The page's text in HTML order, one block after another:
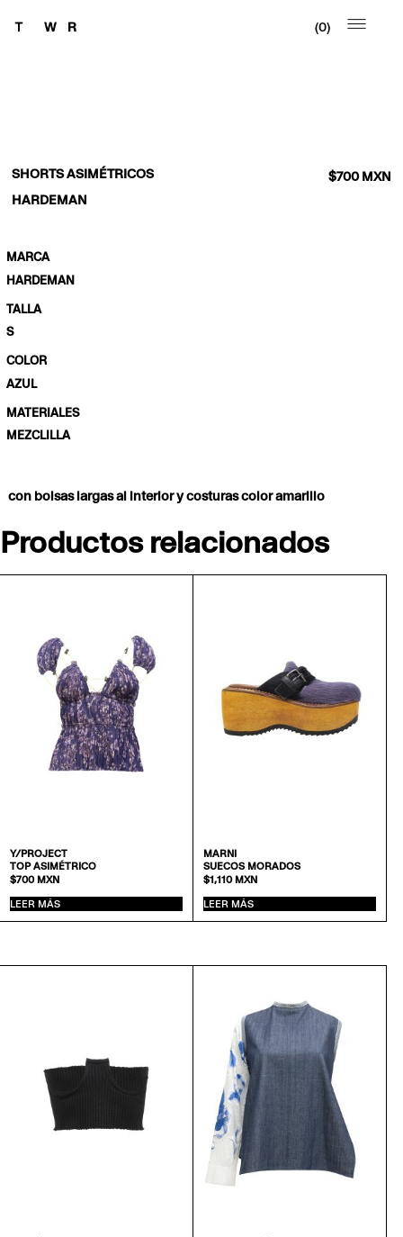
0
SHORTS ASIMÉTRICOS
HARDEMAN
$700MXN
MARCA
HARDEMAN
TALLA
S
COLOR
AZUL
MATERIALES
MEZCLILLA
con bolsas largas al interior y costuras color amarillo
Productos relacionados
Y/PROJECT
TOP ASIMÉTRICO
$700MXN
LEER MÁS
MARNI
SUECOS MORADOS
$1,110MXN
LEER MÁS